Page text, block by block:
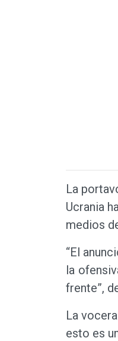
La
Ucrania
medios
“El
la
frente”,
La
esto es